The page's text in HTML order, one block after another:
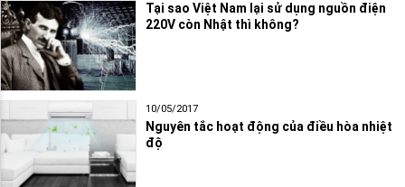
Tại sao Việt Nam lại sử dụng nguồn điện
220V còn Nhật thì không?
10/05/2017
Nguyên tắc hoạt động của điều hòa nhiệt
độ